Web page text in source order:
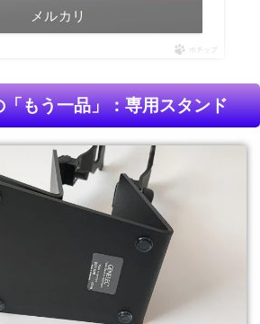
メルカリ
ポチップ
もう一品」：専用スタンド